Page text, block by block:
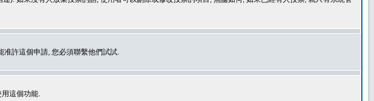
准許這個申請, 您必須聯繫他們試試.
這個功能.